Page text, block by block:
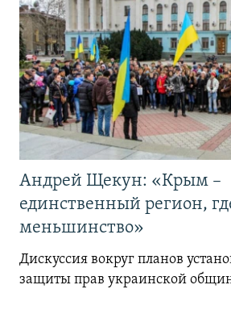
Андрей Щекун: «Крым –
единственный регион,
меньшинство»
Дискуссия вокруг планов
защиты прав украинской